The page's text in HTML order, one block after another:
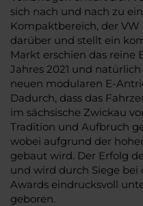
sich nach und nach zu
Kompaktbereich, der
darüber und stellt ein
Markt erschien das reine
Jahres 2021 und
neuen modularen E-
Dadurch, dass das
im sächsische Zwickau
Tradition und Aufbruch
wobei aufgrund der
gebaut wird. Der Erfolg
und wird durch Siege bei
Awards eindrucksvoll
geboren.